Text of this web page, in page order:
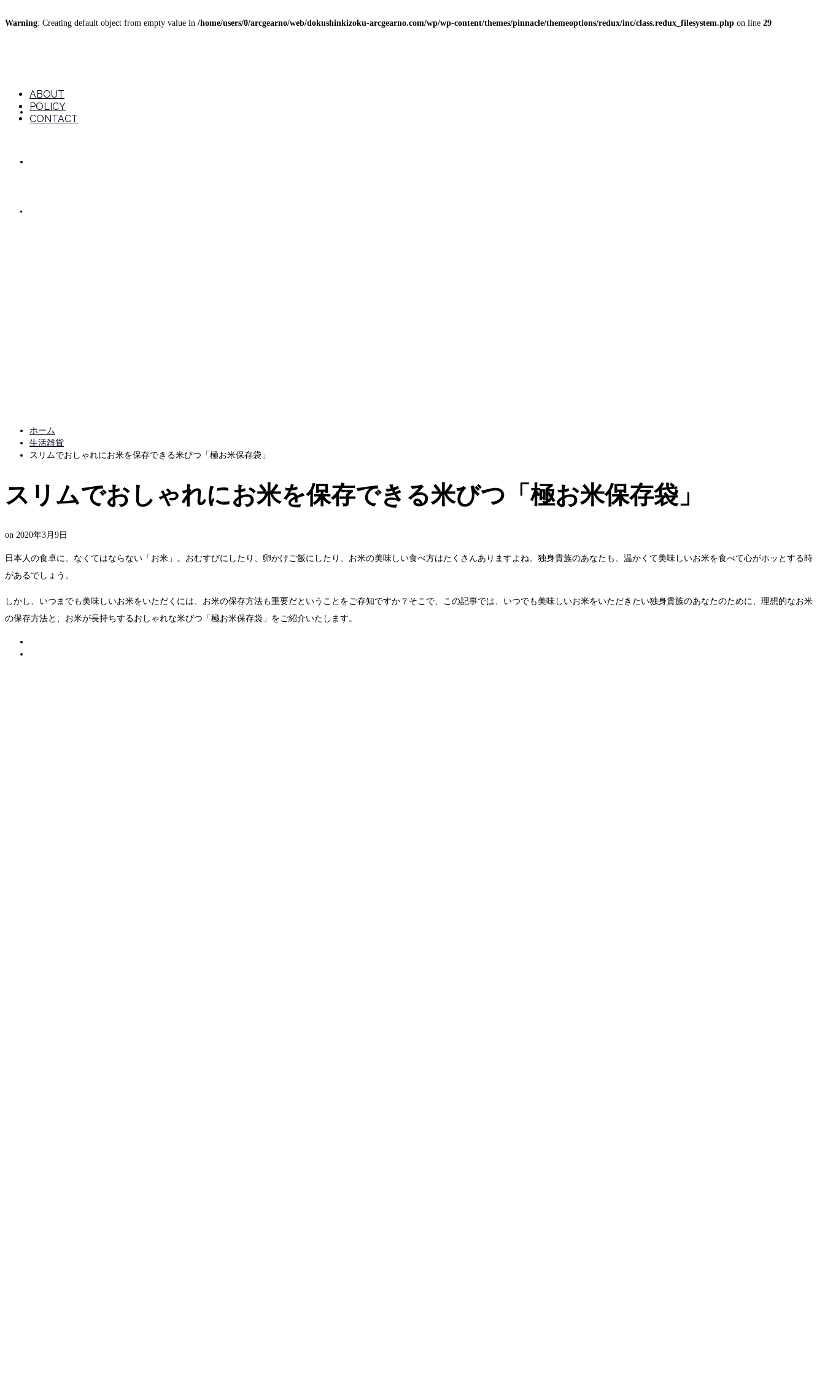
Warning: Creating default object from empty value in /home/users/0/arcgearno/web/dokushinkizoku-arcgearno.com/wp/wp-content/themes/pinnacle/themeoptions/redux/inc/class.redux_filesystem.php on line 29
ABOUT
ABOUT
POLICY
CONTACT
プレゼント, 便利
ホーム
生活雑貨
スリムでおしゃれにお米を保存できる米びつ「極お米保存袋」
スリムでおしゃれにお米を保存できる米びつ「極お米保存袋」
on 2020年3月9日
日本人の食卓に、なくてはならない「お米」。おむすびにしたり、卵かけご飯にしたり、お米の美味しい食べ方はたくさんありますよね。独身貴族のあなたも、温かくて美味しいお米を食べて心がホッとする時
があるでしょう。
しかし、いつまでも美味しいお米をいただくには、お米の保存方法も重要だということをご存知ですか？そこで、この記事では、いつでも美味しいお米をいただきたい独身貴族のあなたのために、理想的なお米
の保存方法と、お米が長持ちするおしゃれな米びつ「極お米保存袋」をご紹介いたします。